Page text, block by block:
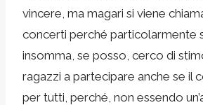
vincere, ma magari si viene
concerti perché particolarmente
insomma, se posso, cerco di
ragazzi a partecipare anche se il
per tutti, perché, non essendo